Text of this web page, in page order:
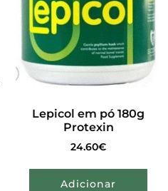
Lepicol em pó 180g
Protexin
24.60€
Adicionar